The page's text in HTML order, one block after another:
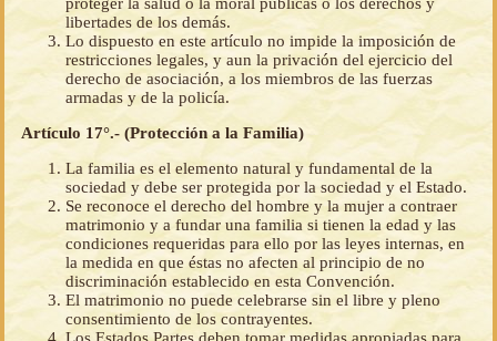
libertades de los demás.
Lo dispuesto en este artículo no impide la imposición de
restricciones legales, y aun la privación del ejercicio del
derecho de asociación, a los miembros de las fuerzas
armadas y de la policía.
Artículo 17°.- (Protección a la Familia)
La familia es el elemento natural y fundamental de la
sociedad y debe ser protegida por la sociedad y el Estado.
Se reconoce el derecho del hombre y la mujer a contraer
matrimonio y a fundar una familia si tienen la edad y las
condiciones requeridas para ello por las leyes internas, en
la medida en que éstas no afecten al principio de no
discriminación establecido en esta Convención.
El matrimonio no puede celebrarse sin el libre y pleno
consentimiento de los contrayentes.